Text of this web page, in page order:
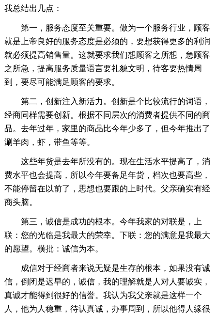
我总结出几点：
第一，服务态度至关重要。做为一个服务行业，顾客
就是上帝良好的服务态度是必须的，要想获得更多的利润
就必须提高销售量。这就要求我们想顾客之所想，急顾客
之所急，提高服务质量语言要礼貌文明，待客要热情周
到，要尽可能满足顾客的要求。
第二，创新注入新活力。创新是个比较流行的词语，
经商同样需要创新。根据不同层次的消费者提供不同的商
品。去年过年，家里的商品比今年少多了，但今年推出了
涮羊肉，虾，带鱼等等。
这些年货是去年所没有的。现在生活水平提高了，消
费水平也会提高，所以今年要备足年货，档次也要高些，
不能停留在以前了，思想也要跟的上时代。父亲确实有经
商头脑。
第三，诚信是成功的根本。今年我家的对联是，上
联：您的光临是我最大的荣幸。下联：您的满意是我最大
的愿望。横批：诚信为本。
成信对于经商者来说无疑是生存的根本，如果没有诚
信，倒闭是迟早的，诚信，我的理解就是人对人要诚实，
真诚才能得到很好的信誉。我认为我父亲就是这样一个
人，他为人稳重，待认真诚，办事周到，所以他得人缘很